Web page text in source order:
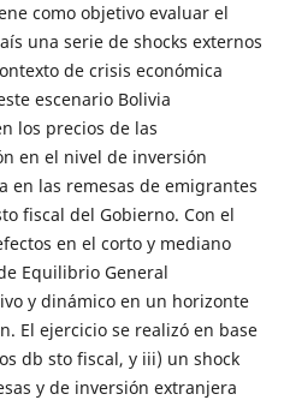
como objetivo evaluar el
una serie de shocks externos
de crisis económica
escenario Bolivia
los precios de las
en el nivel de inversión
en las remesas de emigrantes
fiscal del Gobierno. Con el
en el corto y mediano
Equilibrio General
y dinámico en un horizonte
El ejercicio se realizó en base
db sto fiscal, y iii) un shock
y de inversión extranjera